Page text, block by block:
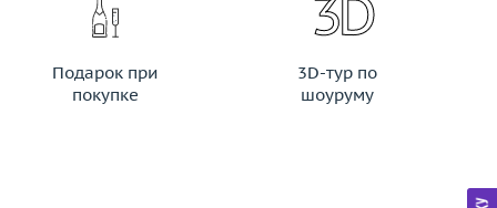
Подарок при
покупке
3D-тур по
шоуруму